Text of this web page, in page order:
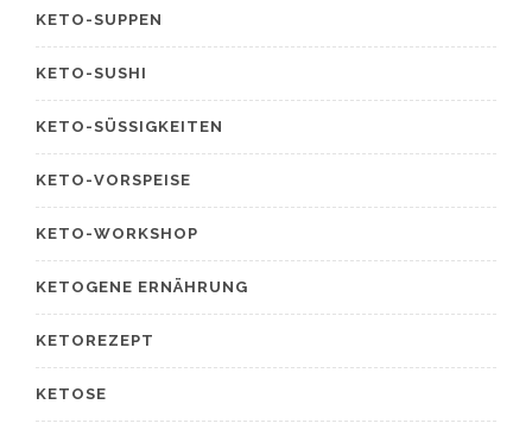
KETO-SUPPEN
KETO-SUSHI
KETO-SÜSSIGKEITEN
KETO-VORSPEISE
KETO-WORKSHOP
KETOGENE ERNÄHRUNG
KETOREZEPT
KETOSE